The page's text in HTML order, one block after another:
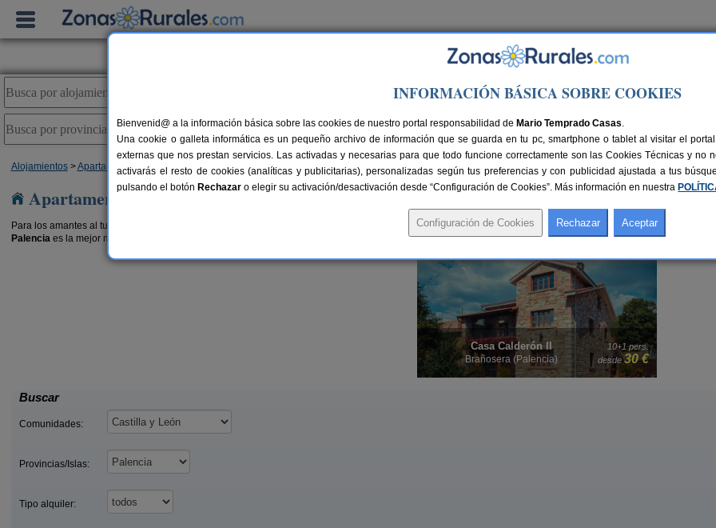
Ir a Versión PC
Alojamientos>Apartamentos Rurales>Castilla y León> Palencia
Apartamentos Rurales en Palencia
Para los amantes al turismo rural, este tipo de alojamiento es elegir una de las mejores opciones para disfrutar de un ambiente natural, idílico y tranquilo, con la
Palenciaes la mejor manera disfrutar de una escapada económica y placentera para conseguir unas vacaciones de ensueño. También te recomendamos buscar
10+1 pers.
desde
30 €
Casa Calderón
Brañosera (Palencia)
Buscar
Comunidades:
Provincias/Islas:
Tipo alquiler:
INFORMACIÓN BÁSICA SOBRE COOKIES
Bienvenid@ a la información básica sobre las cookies de nuestro portal responsabilidad de Mario Temprado Casas.
Una cookie o galleta informática es un pequeño archivo de información que se guarda en tu pc, smartphone o tablet al visitar el
externas que nos prestan servicios. Las activadas y necesarias para que todo funcione correctamente son las Cookies Técnicas y no
activarás el resto de cookies (analíticas y publicitarias), personalizadas según tus preferencias y con publicidad ajustada a tus
pulsando el botón Rechazar o elegir su activación/desactivación desde “Configuración de Cookies”. Más información en nuestra